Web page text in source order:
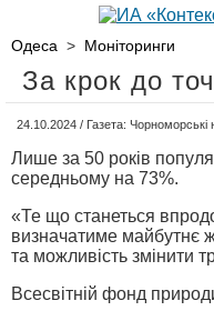
Одеса > Моніторинги
За крок до
24.10.2024 / Газета:
Лише за 50 років
середньому на 73%.
«Те що станеться
визначатиме майбутнє
та можливість змінити
Всесвітній фонд